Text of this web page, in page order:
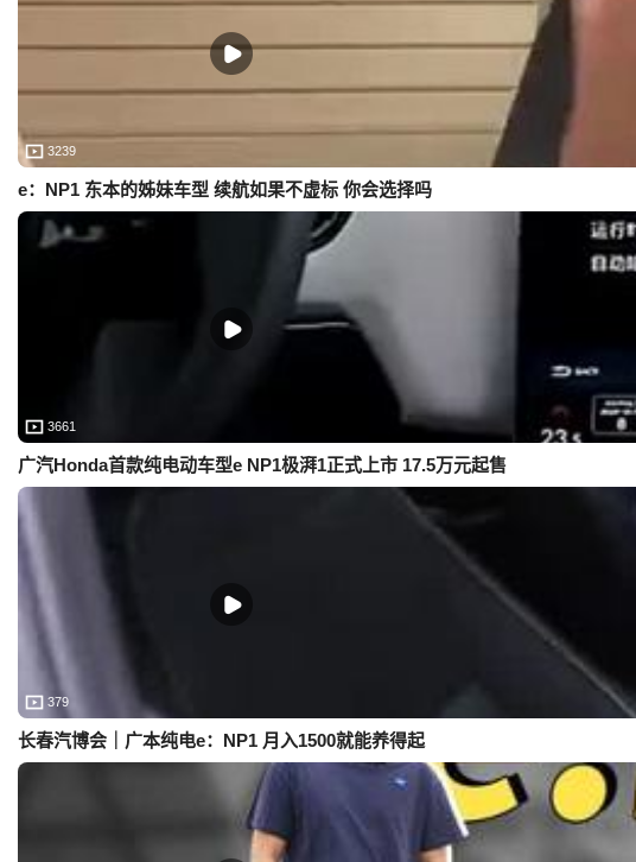
3239
e：NP1 东本的姊妹车型 续航如果不虚标 你会选择吗
3661
广汽Honda首款纯电动车型e NP1极湃1正式上市 17.5万元起售
379
长春汽博会｜广本纯电e：NP1 月入1500就能养得起